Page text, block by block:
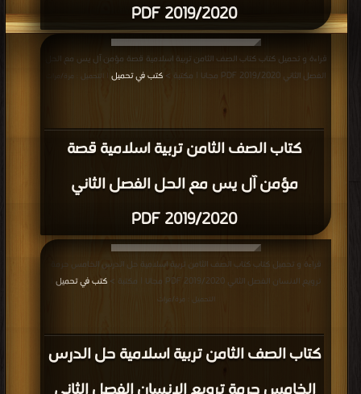
2019/2020 PDF
كتاب الصف الثامن تربية اسلامية قصة
مؤمن آل يس مع الحل الفصل الثاني
2019/2020 PDF
قراءة و تحميل كتاب كتاب الصف الثامن تربية اسلامية قصة مؤمن آل يس مع الحل
الفصل الثاني 2019/2020 PDF مجانا | مكتبة >
كتب في تحميل | التحميل : مرة/مرات
كتاب الصف الثامن تربية اسلامية حل الدرس
قراءة و تحميل كتاب كتاب الصف الثامن تربية اسلامية حل الدرس الخامس حرمة
ترويع الانسان الفصل الثاني 2019/2020 PDF مجانا | مكتبة >
كتب في تحميل
التحميل : مرة/مرات